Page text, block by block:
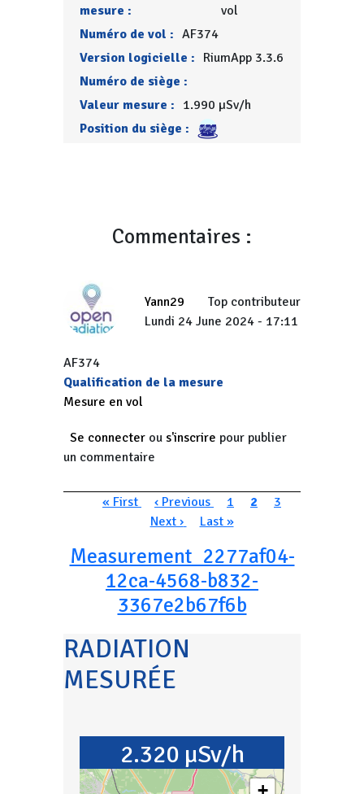
mesure :
vol
Numéro de vol : AF374
Version logicielle : RiumApp 3.3.6
Numéro de siège :
Valeur mesure : 1.990 µSv/h
Position du siège :
Commentaires :
Yann29
Top contributeur
Lundi 24 June 2024 - 17:11
AF374
Qualification de la mesure
Mesure en vol
Se connecter ou s'inscrire pour publier
un commentaire
Pagination
Première page
« First Page précédente
‹ Previous Page
1 Page courante
2 Page
3
Next ›
Dernière page
Last »
Measurement_2277af04-
12ca-4568-b832-
3367e2b67f6b
RADIATION
MESURÉE
2.320 µSv/h